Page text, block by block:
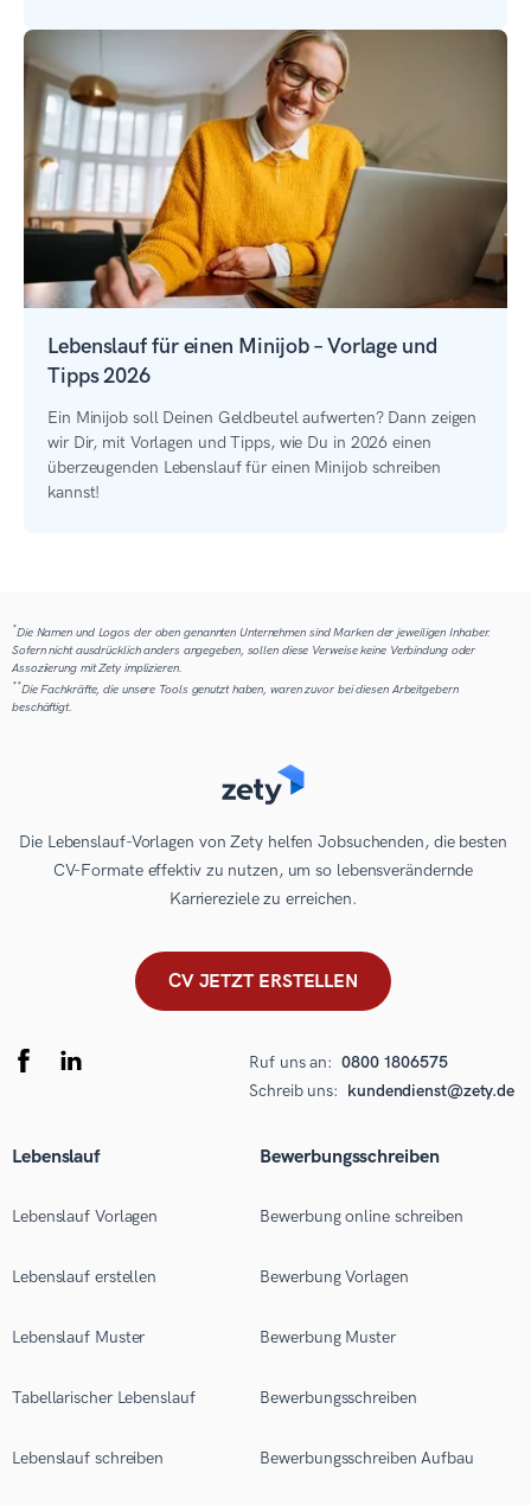
Lebenslauf für einen Minijob – Vorlage und
Tipps 2026
Ein Minijob soll Deinen Geldbeutel aufwerten? Dann zeigen
wir Dir, mit Vorlagen und Tipps, wie Du in 2026 einen
überzeugenden Lebenslauf für einen Minijob schreiben
kannst!
*Die Namen und Logos der oben genannten Unternehmen sind Marken der jeweiligen Inhaber.
Sofern nicht ausdrücklich anders angegeben, sollen diese Verweise keine Verbindung oder
Assoziierung mit Zety implizieren.
**Die Fachkräfte, die unsere Tools genutzt haben, waren zuvor bei diesen Arbeitgebern
beschäftigt.
Die Lebenslauf-Vorlagen von Zety helfen Jobsuchenden, die besten
CV-Formate effektiv zu nutzen, um so lebensverändernde
Karriereziele zu erreichen.
CV JETZT ERSTELLEN
Ruf uns an: 0800 1806575
Schreib uns: kundendienst@zety.de
Lebenslauf
Lebenslauf Vorlagen
Lebenslauf erstellen
Lebenslauf Muster
Tabellarischer Lebenslauf
Lebenslauf schreiben
Bewerbungsschreiben
Bewerbung online schreiben
Bewerbung Vorlagen
Bewerbung Muster
Bewerbungsschreiben
Bewerbungsschreiben Aufbau